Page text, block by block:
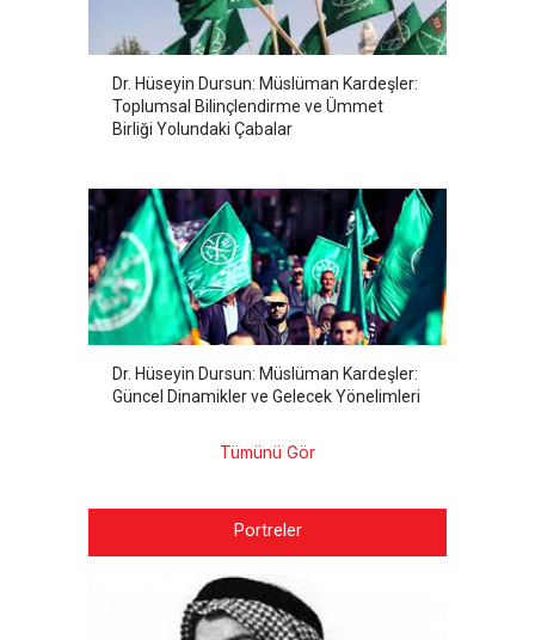
Dr. Hüseyin Dursun: Müslüman Kardeşler:
Toplumsal Bilinçlendirme ve Ümmet
Birliği Yolundaki Çabalar
Dr. Hüseyin Dursun: Müslüman Kardeşler:
Güncel Dinamikler ve Gelecek Yönelimleri
Tümünü Gör
Portreler